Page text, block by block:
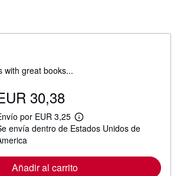
with great books...
30,38
por EUR 3,25
M
á
n
envía dentro de Estados Unidos de
Añadir al carrito